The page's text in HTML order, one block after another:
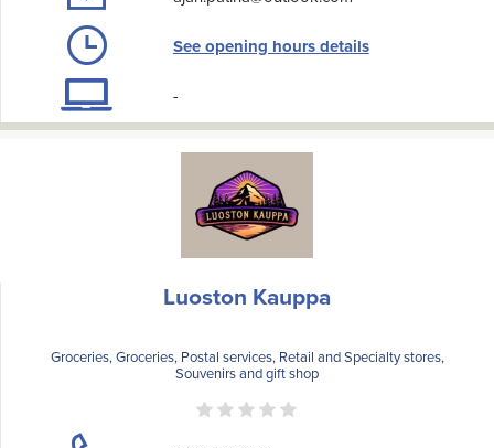
See opening hours details
-
Luoston Kauppa
Groceries, Groceries, Postal services, Retail and Specialty stores,
Souvenirs and gift shop